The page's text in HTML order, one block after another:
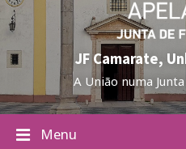
JF Camarate,
A União numa
Menu